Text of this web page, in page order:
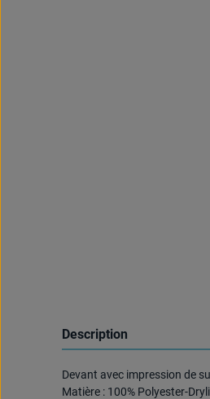
Description
Devant avec impression de
Matière : 100% Polyester-